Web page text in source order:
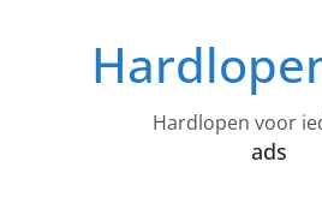
Hardlopen voor
ads